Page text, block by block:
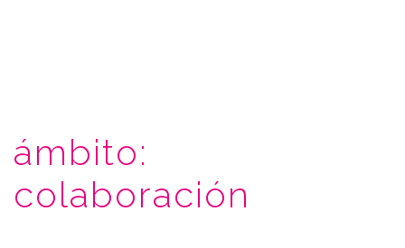
ámbito:
colaboración